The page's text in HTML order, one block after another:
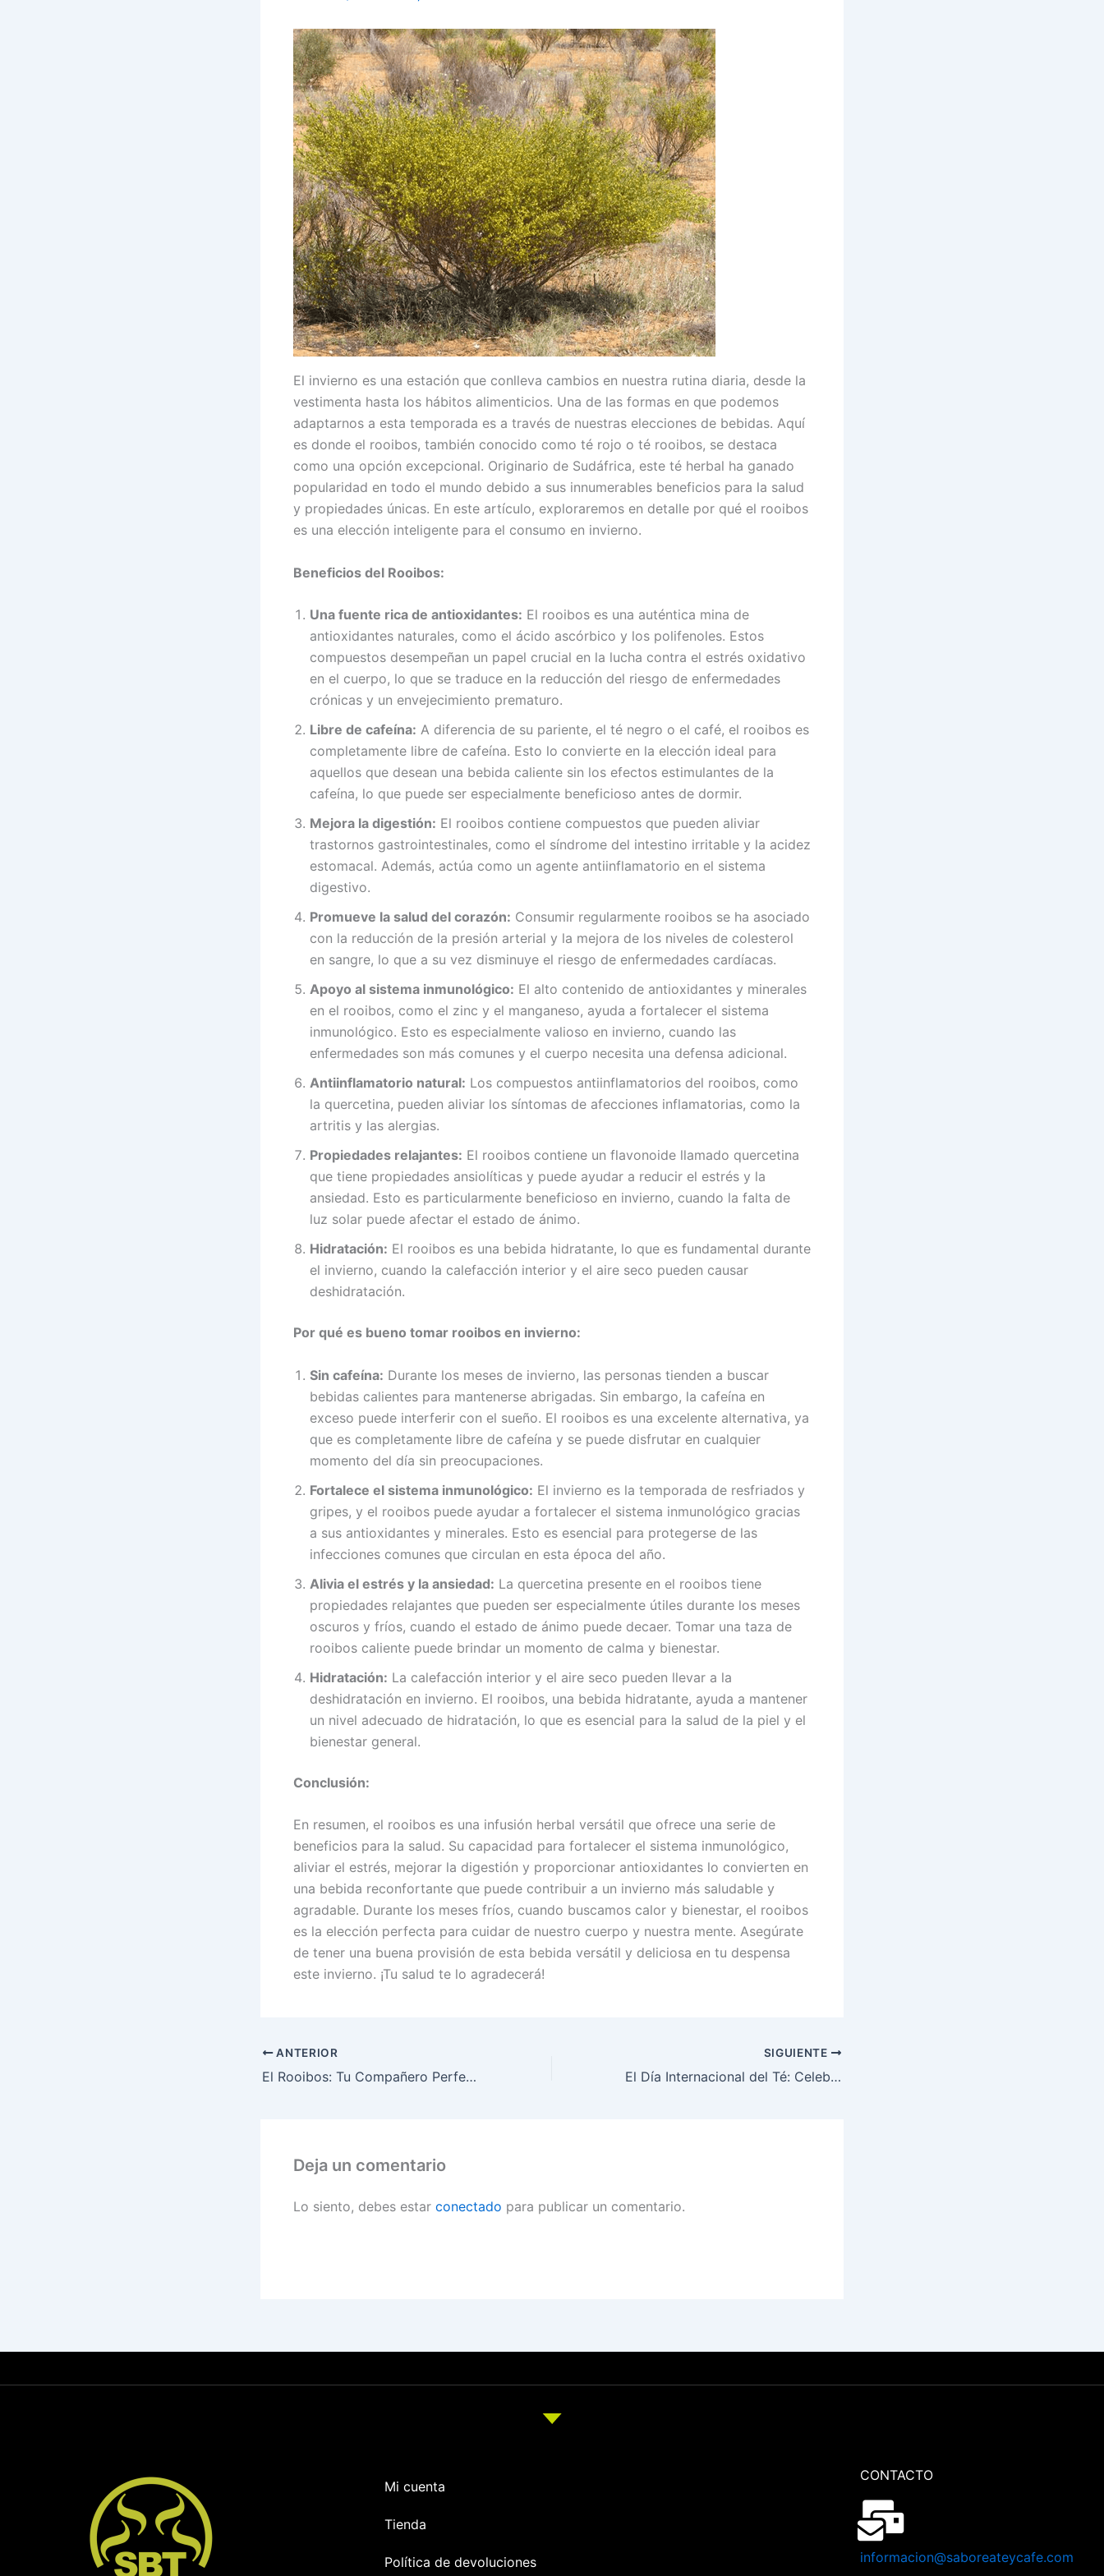
El invierno es una estación que conlleva cambios en nuestra rutina diaria, desde la
vestimenta hasta los hábitos alimenticios. Una de las formas en que podemos
adaptarnos a esta temporada es a través de nuestras elecciones de bebidas. Aquí
es donde el rooibos, también conocido como té rojo o té rooibos, se destaca
como una opción excepcional. Originario de Sudáfrica, este té herbal ha ganado
popularidad en todo el mundo debido a sus innumerables beneficios para la salud
y propiedades únicas. En este artículo, exploraremos en detalle por qué el rooibos
es una elección inteligente para el consumo en invierno.
Beneficios del Rooibos:
Una fuente rica de antioxidantes: El rooibos es una auténtica mina de
antioxidantes naturales, como el ácido ascórbico y los polifenoles. Estos
compuestos desempeñan un papel crucial en la lucha contra el estrés oxidativo
en el cuerpo, lo que se traduce en la reducción del riesgo de enfermedades
crónicas y un envejecimiento prematuro.
Libre de cafeína: A diferencia de su pariente, el té negro o el café, el rooibos es
completamente libre de cafeína. Esto lo convierte en la elección ideal para
aquellos que desean una bebida caliente sin los efectos estimulantes de la
cafeína, lo que puede ser especialmente beneficioso antes de dormir.
Mejora la digestión: El rooibos contiene compuestos que pueden aliviar
trastornos gastrointestinales, como el síndrome del intestino irritable y la acidez
estomacal. Además, actúa como un agente antiinflamatorio en el sistema
digestivo.
Promueve la salud del corazón: Consumir regularmente rooibos se ha asociado
con la reducción de la presión arterial y la mejora de los niveles de colesterol
en sangre, lo que a su vez disminuye el riesgo de enfermedades cardíacas.
Apoyo al sistema inmunológico: El alto contenido de antioxidantes y minerales
en el rooibos, como el zinc y el manganeso, ayuda a fortalecer el sistema
inmunológico. Esto es especialmente valioso en invierno, cuando las
enfermedades son más comunes y el cuerpo necesita una defensa adicional.
Antiinflamatorio natural: Los compuestos antiinflamatorios del rooibos, como
la quercetina, pueden aliviar los síntomas de afecciones inflamatorias, como la
artritis y las alergias.
Propiedades relajantes: El rooibos contiene un flavonoide llamado quercetina
que tiene propiedades ansiolíticas y puede ayudar a reducir el estrés y la
ansiedad. Esto es particularmente beneficioso en invierno, cuando la falta de
luz solar puede afectar el estado de ánimo.
Hidratación: El rooibos es una bebida hidratante, lo que es fundamental durante
el invierno, cuando la calefacción interior y el aire seco pueden causar
deshidratación.
Por qué es bueno tomar rooibos en invierno:
Sin cafeína: Durante los meses de invierno, las personas tienden a buscar
bebidas calientes para mantenerse abrigadas. Sin embargo, la cafeína en
exceso puede interferir con el sueño. El rooibos es una excelente alternativa, ya
que es completamente libre de cafeína y se puede disfrutar en cualquier
momento del día sin preocupaciones.
Fortalece el sistema inmunológico: El invierno es la temporada de resfriados y
gripes, y el rooibos puede ayudar a fortalecer el sistema inmunológico gracias
a sus antioxidantes y minerales. Esto es esencial para protegerse de las
infecciones comunes que circulan en esta época del año.
Alivia el estrés y la ansiedad: La quercetina presente en el rooibos tiene
propiedades relajantes que pueden ser especialmente útiles durante los meses
oscuros y fríos, cuando el estado de ánimo puede decaer. Tomar una taza de
rooibos caliente puede brindar un momento de calma y bienestar.
Hidratación: La calefacción interior y el aire seco pueden llevar a la
deshidratación en invierno. El rooibos, una bebida hidratante, ayuda a mantener
un nivel adecuado de hidratación, lo que es esencial para la salud de la piel y el
bienestar general.
Conclusión:
En resumen, el rooibos es una infusión herbal versátil que ofrece una serie de
beneficios para la salud. Su capacidad para fortalecer el sistema inmunológico,
aliviar el estrés, mejorar la digestión y proporcionar antioxidantes lo convierten en
una bebida reconfortante que puede contribuir a un invierno más saludable y
agradable. Durante los meses fríos, cuando buscamos calor y bienestar, el rooibos
es la elección perfecta para cuidar de nuestro cuerpo y nuestra mente. Asegúrate
de tener una buena provisión de esta bebida versátil y deliciosa en tu despensa
este invierno. ¡Tu salud te lo agradecerá!
ANTERIOR
El Rooibos: Tu Compañero Perfecto para el Invierno
SIGUIENTE
El Día Internacional del Té: Celebrando la Infusión Milenaria
Deja un comentario
Lo siento, debes estar conectado para publicar un comentario.
Mi cuenta
Tienda
Política de devoluciones
CONTACTO
informacion@saboreateycafe.com